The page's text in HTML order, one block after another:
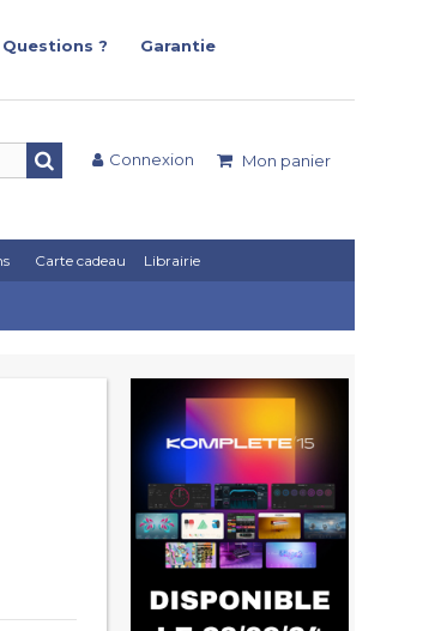
Questions ?
Garantie
Mon panier
Connexion
Carte cadeau Librairie